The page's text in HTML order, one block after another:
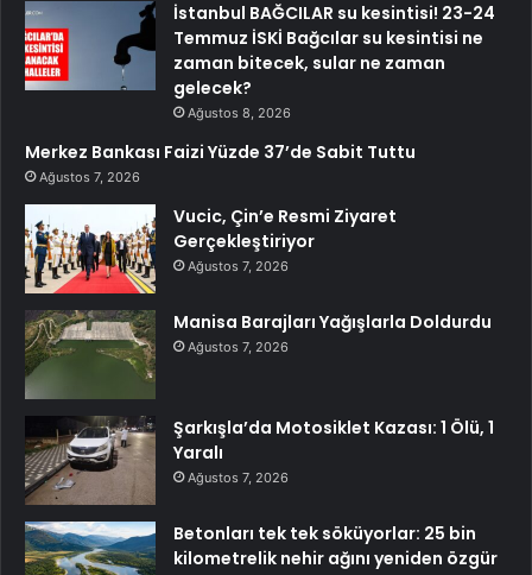
İstanbul BAĞCILAR su kesintisi! 23-24
Temmuz İSKİ Bağcılar su kesintisi ne
zaman bitecek, sular ne zaman
gelecek?
Ağustos 8, 2026
Merkez Bankası Faizi Yüzde 37’de Sabit Tuttu
Ağustos 7, 2026
Vucic, Çin’e Resmi Ziyaret
Gerçekleştiriyor
Ağustos 7, 2026
Manisa Barajları Yağışlarla Doldurdu
Ağustos 7, 2026
Şarkışla’da Motosiklet Kazası: 1 Ölü, 1
Yaralı
Ağustos 7, 2026
Betonları tek tek söküyorlar: 25 bin
kilometrelik nehir ağını yeniden özgür